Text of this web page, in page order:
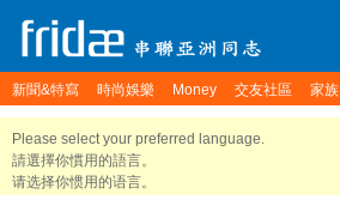
新聞&特寫 時尚娛樂 Money 交友社區 家族
Please select your preferred language.
請選擇你慣用的語言。
请选择你惯用的语言。